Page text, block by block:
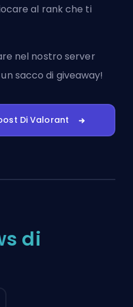
al rank che ti
nel nostro server
sacco di giveaway!
Di Valorant
di